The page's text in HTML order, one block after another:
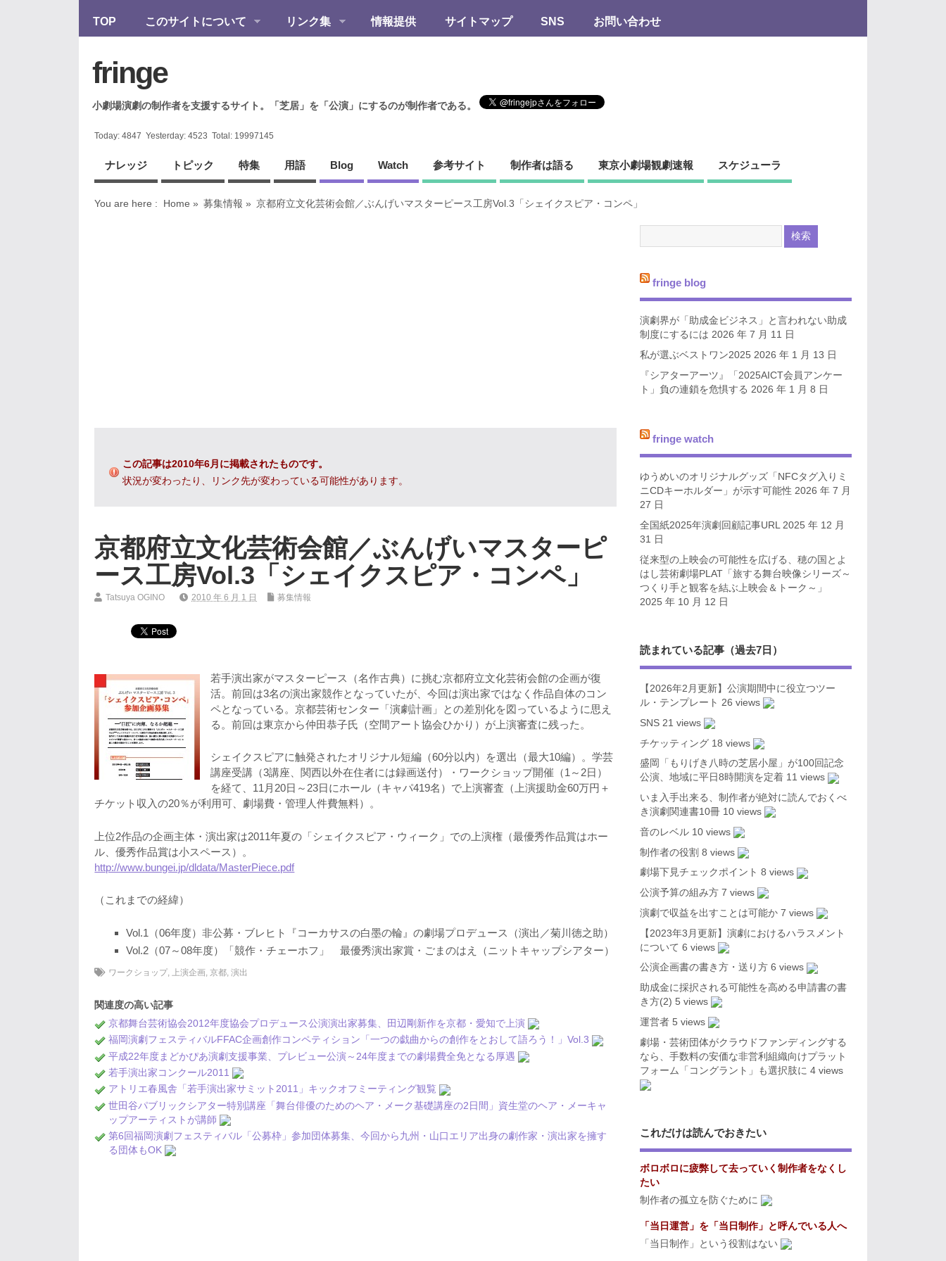
TOP このサイトについて リンク集 情報提供 サイトマップ SNS お問い合わせ
fringe
小劇場演劇の制作者を支援するサイト。「芝居」を「公演」にするのが制作者である。
Today:4847 Yesterday:4523 Total: 19997145
ナレッジ トピック 特集 用語 Blog Watch 参考サイト 制作者は語る 東京小劇場観劇速報 スケジューラ
You are here : Home » 募集情報 » 京都府立文化芸術会館／ぶんげいマスターピース工房Vol.3「シェイクスピア・コンペ」
この記事は2010年6月に掲載されたものです。
状況が変わったり、リンク先が変わっている可能性があります。
京都府立文化芸術会館／ぶんげいマスターピ
ース工房Vol.3「シェイクスピア・コンペ」
Tatsuya OGINO 2010 年 6 月 1 日 募集情報
若手演出家がマスターピース（名作古典）に挑む京都府立文化芸術会館の企画が復
活。前回は3名の演出家競作となっていたが、今回は演出家ではなく作品自体のコン
ペとなっている。京都芸術センター「演劇計画」との差別化を図っているように思え
る。前回は東京から仲田恭子氏（空間アート協会ひかり）が上演審査に残った。
シェイクスピアに触発されたオリジナル短編（60分以内）を選出（最大10編）。学芸
講座受講（3講座、関西以外在住者には録画送付）・ワークショップ開催（1～2日）
を経て、11月20日～23日にホール（キャパ419名）で上演審査（上演援助金60万円＋
チケット収入の20％が利用可、劇場費・管理人件費無料）。
上位2作品の企画主体・演出家は2011年夏の「シェイクスピア・ウィーク」での上演権（最優秀作品賞はホー
ル、優秀作品賞は小スペース）。
http://www.bungei.jp/dldata/MasterPiece.pdf
（これまでの経緯）
Vol.1（06年度）非公募・ブレヒト『コーカサスの白墨の輪』の劇場プロデュース（演出／菊川徳之助）
Vol.2（07～08年度）「競作・チェーホフ」 最優秀演出家賞・ごまのはえ（ニットキャップシアター）
ワークショップ 上演企画 ,京都 ,演出
関連度の高い記事
京都舞台芸術協会2012年度協会プロデュース公演演出家募集、田辺剛新作を京都・愛知で上演
福岡演劇フェスティバルFFAC企画創作コンペティション「一つの戯曲からの創作をとおして語ろう！」Vol.3
平成22年度まどかぴあ演劇支援事業、プレビュー公演～24年度までの劇場費全免となる厚遇
若手演出家コンクール2011
アトリエ春風舎「若手演出家サミット2011」キックオフミーティング観覧
世田谷パブリックシアター特別講座「舞台俳優のためのヘア・メーク基礎講座の2日間」資生堂のヘア・メーキャ
ップアーティストが講師
第6回福岡演劇フェスティバル「公募枠」参加団体募集、今回から九州・山口エリア出身の劇作家・演出家を擁す
る団体もOK
fringe blog
演劇界が「助成金ビジネス」と言われない助成
制度にするには 2026 年 7 月 11 日
私が選ぶベストワン2025 2026 年 1 月 13 日
『シアターアーツ』「2025AICT会員アンケー
ト」負の連鎖を危惧する 2026 年 1 月 8 日
fringe watch
ゆうめいのオリジナルグッズ「NFCタグ入りミ
ニCDキーホルダー」が示す可能性 2026 年 7 月
27 日
全国紙2025年演劇回顧記事URL 2025 年 12 月
31 日
従来型の上映会の可能性を広げる、穂の国とよ
はし芸術劇場PLAT「旅する舞台映像シリーズ～
つくり手と観客を結ぶ上映会＆トーク～」
2025 年 10 月 12 日
読まれている記事（過去7日）
【2026年2月更新】公演期間中に役立つツー
ル・テンプレート 26 views
SNS 21 views
チケッティング 18 views
盛岡「もりげき八時の芝居小屋」が100回記念
公演、地域に平日8時開演を定着 11 views
いま入手出来る、制作者が絶対に読んでおくべ
き演劇関連書10冊 10 views
音のレベル 10 views
制作者の役割 8 views
劇場下見チェックポイント 8 views
公演予算の組み方 7 views
演劇で収益を出すことは可能か 7 views
【2023年3月更新】演劇におけるハラスメント
について 6 views
公演企画書の書き方・送り方 6 views
助成金に採択される可能性を高める申請書の書
き方(2) 5 views
運営者 5 views
劇場・芸術団体がクラウドファンディングする
なら、手数料の安価な非営利組織向けプラット
フォーム「コングラント」も選択肢に 4 views
これだけは読んでおきたい
ボロボロに疲弊して去っていく制作者をなくし
たい
制作者の孤立を防ぐために
「当日運営」を「当日制作」と呼んでいる人へ
「当日制作」という役割はない